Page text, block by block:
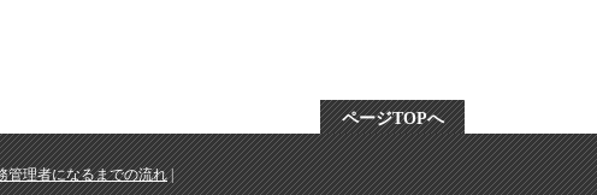
ページTOPへ
管理者になるまでの流れ